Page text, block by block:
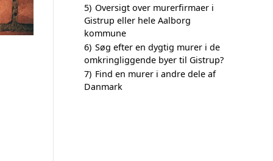
5) Oversigt over murerfirmaer i
Gistrup eller hele Aalborg
kommune
6) Søg efter en dygtig murer i de
omkringliggende byer til Gistrup?
7) Find en murer i andre dele af
Danmark